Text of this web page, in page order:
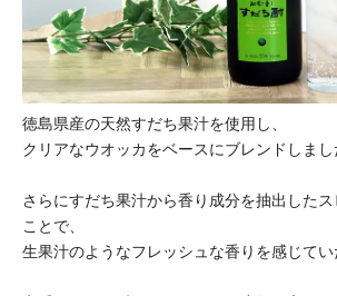
徳島県産の天然すだち果汁を使用し、
クリアなウオッカをベースにブレンドしまし
さらにすだち果汁から香り成分を抽出した
ことで、
生果汁のようなフレッシュな香りを感じてい